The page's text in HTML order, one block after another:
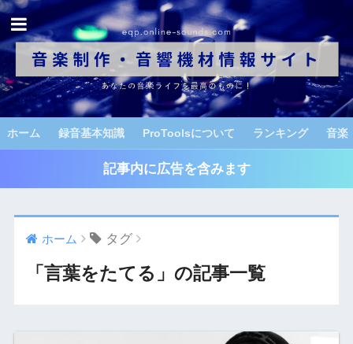
ホーム 録音基本知識 ProToolsについて ランキング 音楽
記事内に広告を含みます
ホーム タグ
「言葉をたてる」の記事一覧